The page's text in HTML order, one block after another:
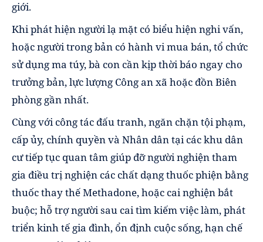
giới.
Khi phát hiện người lạ mặt có biểu hiện nghi vấn,
hoặc người trong bản có hành vi mua bán, tổ chức
sử dụng ma túy, bà con cần kịp thời báo ngay cho
trưởng bản, lực lượng Công an xã hoặc đồn Biên
phòng gần nhất.
Cùng với công tác đấu tranh, ngăn chặn tội phạm,
cấp ủy, chính quyền và Nhân dân tại các khu dân
cư tiếp tục quan tâm giúp đỡ người nghiện tham
gia điều trị nghiện các chất dạng thuốc phiện bằng
thuốc thay thế Methadone, hoặc cai nghiện bắt
buộc; hỗ trợ người sau cai tìm kiếm việc làm, phát
triển kinh tế gia đình, ổn định cuộc sống, hạn chế